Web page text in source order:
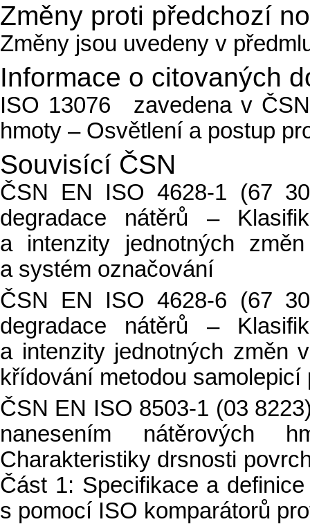
Změny proti předchozí
Změny jsou uvedeny v
Informace o citovaných
ISO 13076 zavedena v
hmoty – Osvětlení a postup
Souvisící ČSN
ČSN EN ISO 4628-1 (67
degradace nátěrů –
a intenzity jednotných
a systém označování
ČSN EN ISO 4628-6 (67
degradace nátěrů –
a intenzity jednotných změn
křídování metodou samolepicí
ČSN EN ISO 8503-1 (03
nanesením nátěrových
Charakteristiky drsnosti
Část 1: Specifikace a
s pomocí ISO komparátorů